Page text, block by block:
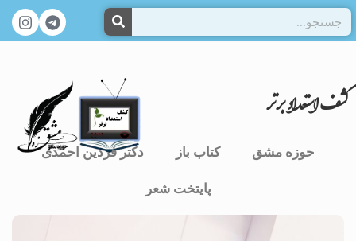
کشف استعداد برتر
حوزه مشق کتاب باز دکتر فردین احمدی
پایتخت شعر